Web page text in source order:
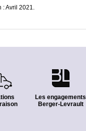
: Avril 2021.
Les engagements
Berger-Levrault